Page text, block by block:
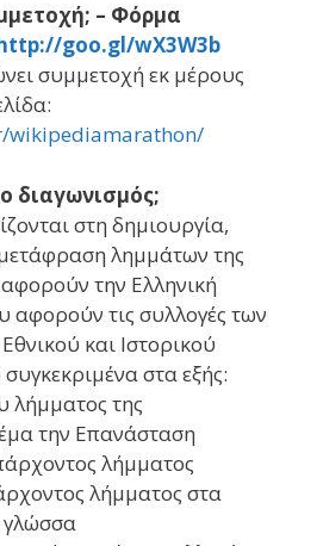
– Φόρμα
goo.gl/wX3W3b
συμμετοχή εκ μέρους
wikipediamarathon/
διαγωνισμός;
στη δημιουργία,
λημμάτων της
την Ελληνική
αφορούν τις συλλογές των
και Ιστορικού
στα εξής:
λήμματος της
την Επανάσταση
λήμματος
λήμματος στα
γλώσσα